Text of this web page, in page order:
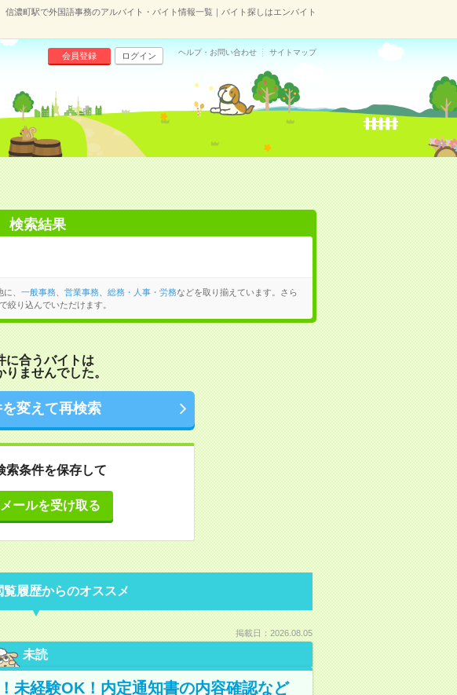
信濃町駅で外国語事務のアルバイト・バイト情報一覧｜バイト探しはエンバイト
会員登録 ログイン ヘルプ・お問い合わせ サイトマップ
検索結果
、 一般事務、 営業事務、 総務・人事・労務などを取り揃えています。さら
絞り込んでいただけます。
に合うバイトは
りませんでした。
変えて再検索
索条件を保存して
ールを受け取る
覧履歴からのオススメ
掲載日：2026.08.05
未読
未経験OK！内定通知書の内容確認など